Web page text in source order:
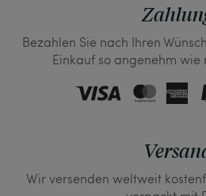
Bezahlen Sie nach Ihren
Einkauf so angenehm wie
Wir versenden weltweit